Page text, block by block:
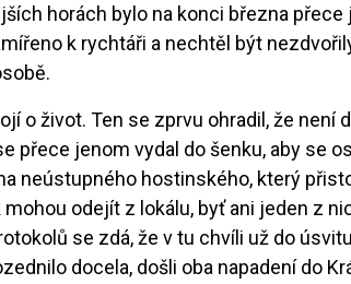
horách bylo na konci března
k rychtáři a nechtěl být
o život. Ten se zprvu ohradil, že není
přece jenom vydal do šenku, aby se
neústupného hostinského, který
mohou odejít z lokálu, byť ani jeden z
se zdá, že v tu chvíli už do
docela, došli oba napadení do